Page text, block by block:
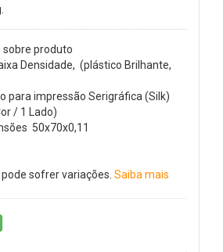
sobre produto
Densidade, (plástico Brilhante,
para impressão Serigráfica (Silk)
/ 1 Lado)
50x70x0,11
sofrer variações. Saiba mais